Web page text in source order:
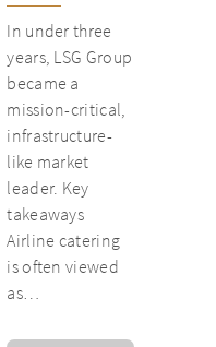
underloved
catering unit
into culinary
champion
In under three
years, LSG Group
became a
mission-critical,
infrastructure-
like market
leader. Key
takeaways
Airline catering
is often viewed
as…